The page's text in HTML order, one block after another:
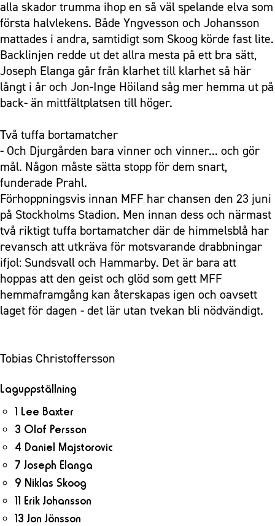
alla skador trumma ihop en så väl spelande elva som
första halvlekens. Både Yngvesson och Johansson
mattades i andra, samtidigt som Skoog körde fast lite.
Backlinjen redde ut det allra mesta på ett bra sätt,
Joseph Elanga går från klarhet till klarhet så här
långt i år och Jon-Inge Höiland såg mer hemma ut på
back- än mittfältplatsen till höger.
Två tuffa bortamatcher
- Och Djurgården bara vinner och vinner... och gör
mål. Någon måste sätta stopp för dem snart,
funderade Prahl.
Förhoppningsvis innan MFF har chansen den 23 juni
på Stockholms Stadion. Men innan dess och närmast
två riktigt tuffa bortamatcher där de himmelsblå har
revansch att utkräva för motsvarande drabbningar
ifjol: Sundsvall och Hammarby. Det är bara att
hoppas att den geist och glöd som gett MFF
hemmaframgång kan återskapas igen och oavsett
laget för dagen - det lär utan tvekan bli nödvändigt.
Tobias Christoffersson
Laguppställning
1 Lee Baxter
3 Olof Persson
4 Daniel Majstorovic
7 Joseph Elanga
9 Niklas Skoog
11 Erik Johansson
13 Jon Jönsson